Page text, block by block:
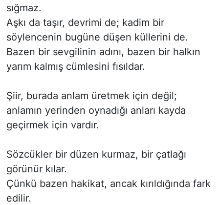
sığmaz.
Aşkı da taşır, devrimi de; kadim bir
söylencenin bugüne düşen küllerini de.
Bazen bir sevgilinin adını, bazen bir halkın
yarım kalmış cümlesini fısıldar.
Şiir, burada anlam üretmek için değil;
anlamın yerinden oynadığı anları kayda
geçirmek için vardır.
Sözcükler bir düzen kurmaz, bir çatlağı
görünür kılar.
Çünkü bazen hakikat, ancak kırıldığında fark
edilir.